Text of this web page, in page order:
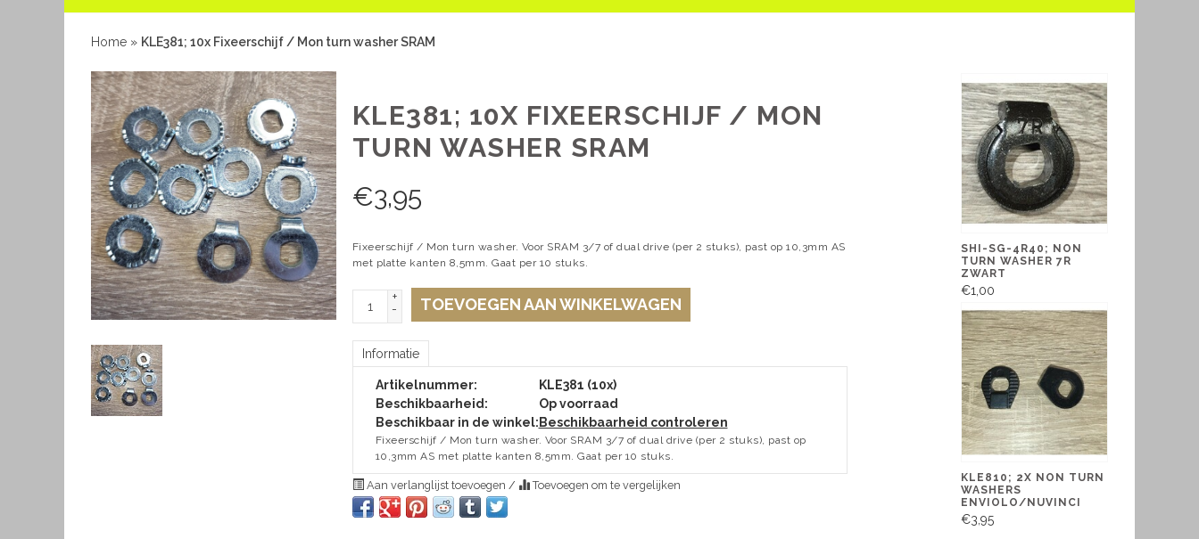
Home » KLE381; 10x Fixeerschijf / Mon turn washer SRAM
KLE381; 10X FIXEERSCHIJF / MON
TURN WASHER SRAM
€3,95
Fixeerschijf / Mon turn washer. Voor SRAM 3/7 of dual drive (per 2 stuks), past op 10,3mm AS
met platte kanten 8,5mm. Gaat per 10 stuks.
+
-
TOEVOEGEN AAN WINKELWAGEN
Informatie
Artikelnummer:
KLE381 (10x)
Beschikbaarheid:
Op voorraad
Beschikbaar in de winkel: Beschikbaarheid controleren
Fixeerschijf / Mon turn washer. Voor SRAM 3/7 of dual drive (per 2 stuks), past op
10,3mm AS met platte kanten 8,5mm. Gaat per 10 stuks.
Aan verlanglijst toevoegen / Toevoegen om te vergelijken
SHI-SG-4R40; NON
TURN WASHER 7R
ZWART
€1,00
KLE810; 2X NON TURN
WASHERS
ENVIOLO/NUVINCI
€3,95